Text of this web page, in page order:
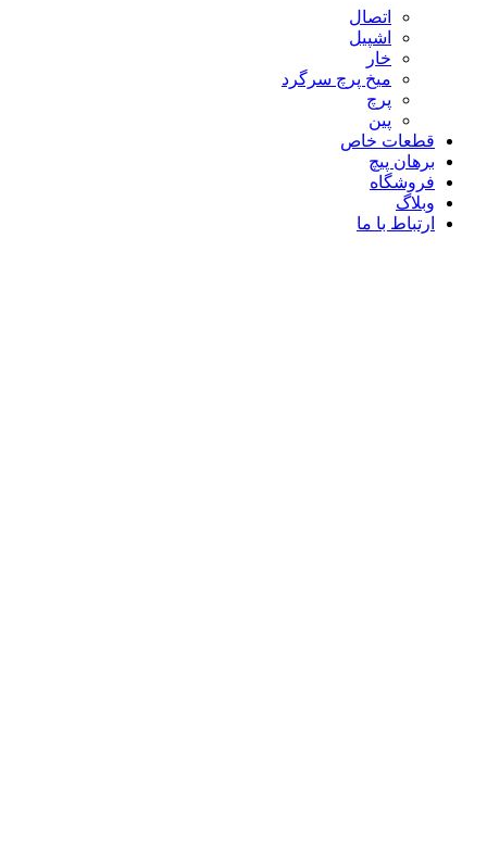
اتصال
اشپیل
خار
میخ پرچ سرگرد
پرچ
پین
قطعات خاص
برهان پیچ
فروشگاه
وبلاگ
ارتباط با ما